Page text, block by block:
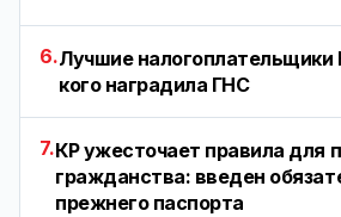
6.Лучшие налогоплательщики
кого наградила ГНС
7.КР ужесточает правила для
гражданства: введен
прежнего паспорта